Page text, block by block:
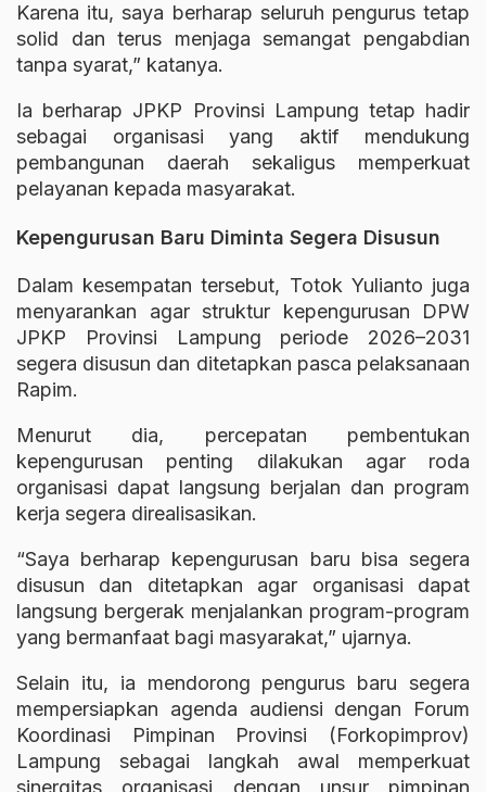
Karena itu, saya berharap seluruh pengurus tetap
solid dan terus menjaga semangat pengabdian
tanpa syarat,” katanya.
Ia berharap JPKP Provinsi Lampung tetap hadir
sebagai organisasi yang aktif mendukung
pembangunan daerah sekaligus memperkuat
pelayanan kepada masyarakat.
Kepengurusan Baru Diminta Segera Disusun
Dalam kesempatan tersebut, Totok Yulianto juga
menyarankan agar struktur kepengurusan DPW
JPKP Provinsi Lampung periode 2026–2031
segera disusun dan ditetapkan pasca pelaksanaan
Rapim.
Menurut dia, percepatan pembentukan
kepengurusan penting dilakukan agar roda
organisasi dapat langsung berjalan dan program
kerja segera direalisasikan.
“Saya berharap kepengurusan baru bisa segera
disusun dan ditetapkan agar organisasi dapat
langsung bergerak menjalankan program-program
yang bermanfaat bagi masyarakat,” ujarnya.
Selain itu, ia mendorong pengurus baru segera
mempersiapkan agenda audiensi dengan Forum
Koordinasi Pimpinan Provinsi (Forkopimprov)
Lampung sebagai langkah awal memperkuat
sinergitas organisasi dengan unsur pimpinan